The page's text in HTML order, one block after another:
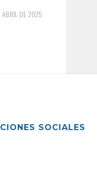
ABRIL DE 2025
SOCIALES